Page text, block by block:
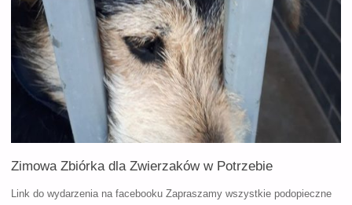
Zimowa Zbiórka dla Zwierzaków w Potrzebie
Link do wydarzenia na facebooku Zapraszamy wszystkie podopieczne